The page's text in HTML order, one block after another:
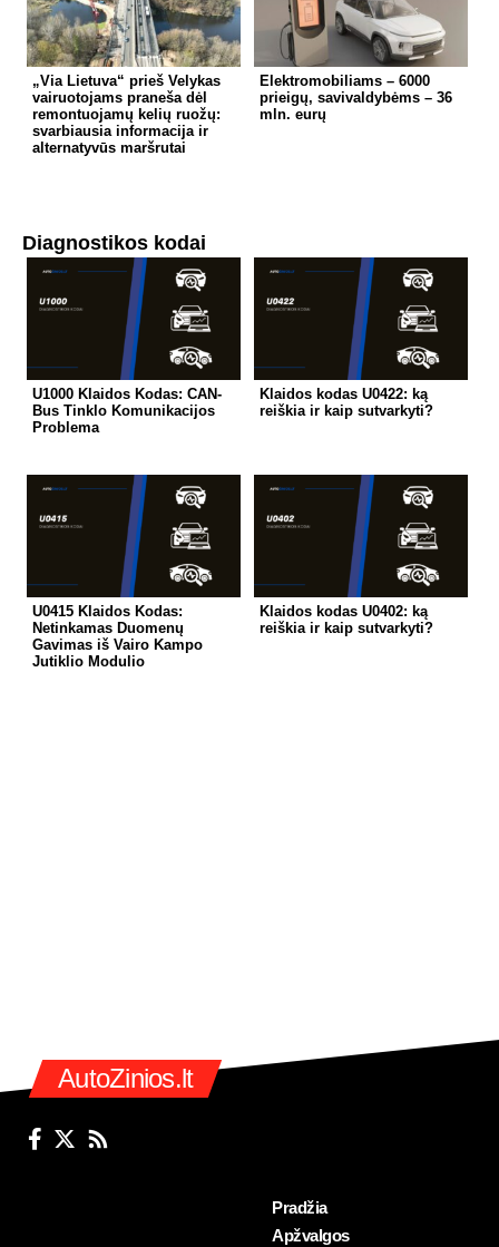
„Via Lietuva“ prieš Velykas
vairuotojams praneša dėl
remontuojamų kelių ruožų:
svarbiausia informacija ir
alternatyvūs maršrutai
Elektromobiliams – 6000
prieigų, savivaldybėms – 36
mln. eurų
Diagnostikos kodai
U1000 Klaidos Kodas: CAN-
Bus Tinklo Komunikacijos
Problema
Klaidos kodas U0422: ką
reiškia ir kaip sutvarkyti?
U0415 Klaidos Kodas:
Netinkamas Duomenų
Gavimas iš Vairo Kampo
Jutiklio Modulio
Klaidos kodas U0402: ką
reiškia ir kaip sutvarkyti?
AutoZinios.lt
Pradžia
Apžvalgos